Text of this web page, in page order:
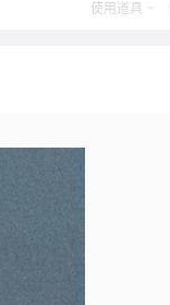
使用道具